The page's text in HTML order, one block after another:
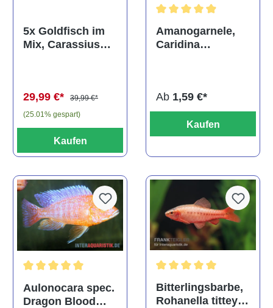
5x Goldfisch im
Mix, Carassius
29,99 €*
39,99 €*
(25.01% gespart)
Kaufen
Amanogarnele,
Caridina
Ab 1,59 €*
Kaufen
Durchschnittliche Bewertung von 5 von 5 Sternen
Aulonocara spec.
Dragon Blood
Bitterlingsbarbe,
Rohanella titteya,